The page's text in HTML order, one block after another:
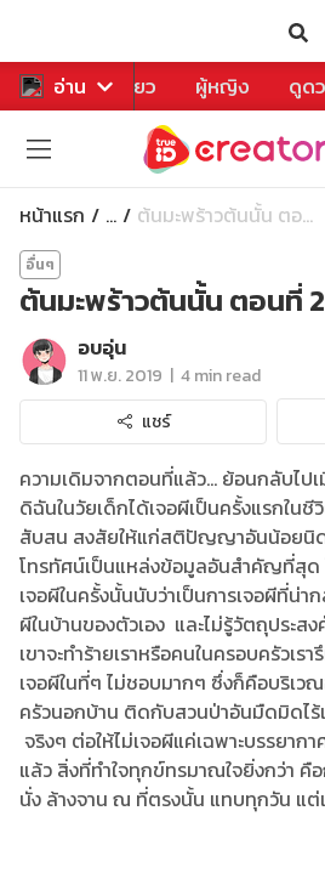
อ่าน
หาร ท่องเที่ยว ผู้หญิง ดูด
หน้าแรก ... ต้นมะพร้าวต้นนั้น ตอ...
อื่นๆ
ต้นมะพร้าวต้นนั้น ตอนที่ 2
อบอุ่น
11 พ.ย. 2019 | 4 min read
แชร์
ความเดิมจากตอนที่แล้ว... ย้อนกลับไป
ดิฉันในวัยเด็กได้เจอผีเป็นครั้งแรกในชี
สับสน สงสัยให้แก่สติปัญญาอันน้อยนิ
โทรทัศน์เป็นแหล่งข้อมูลอันสำคัญที่สุด
เจอผีในครั้งนั้นนับว่าเป็นการเจอผีที่น่า
ผีในบ้านของตัวเอง และไม่รู้วัตถุประสง
เขาจะทำร้ายเราหรือคนในครอบครัวเร
เจอผีในที่ๆ ไม่ชอบมากๆ ซึ่งก็คือบริเว
ครัวนอกบ้าน ติดกับสวนป่าอันมืดมิดไร้
จริงๆ ต่อให้ไม่เจอผีแค่เฉพาะบรรยาก
แล้ว สิ่งที่ทำใจทุกข์ทรมาณใจยิ่งกว่า คื
นั่ง ล้างจาน ณ ที่ตรงนั้น แทบทุกวัน แต่